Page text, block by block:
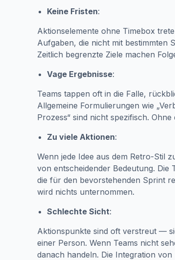
Keine Fristen:
Aktionselemente ohne Timebox
Aufgaben, die nicht mit bestimmten
Zeitlich begrenzte Ziele machen
Vage Ergebnisse:
Teams tappen oft in die Falle,
Allgemeine Formulierungen wie
Prozess“ sind nicht spezifisch. Ohne
Zu viele Aktionen:
Wenn jede Idee aus dem Retro-Stil
von entscheidender Bedeutung. Die
die für den bevorstehenden Sprint
wird nichts unternommen.
Schlechte Sicht:
Aktionspunkte sind oft verstreut —
einer Person. Wenn Teams nicht
danach handeln. Die Integration von